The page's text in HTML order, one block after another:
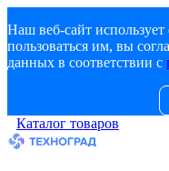
Наш веб-сайт
пользоваться им, вы
данных в соответствии с
Каталог товаров